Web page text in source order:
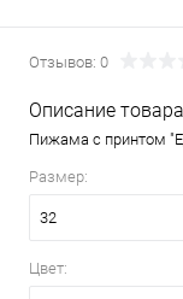
Отзывов: 0
Описание
Пижама с принтом
Размер:
32
Цвет: